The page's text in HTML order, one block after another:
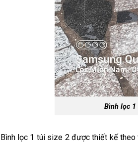
Bình lọc
Bình lọc 1 túi size 2 được thiết kế